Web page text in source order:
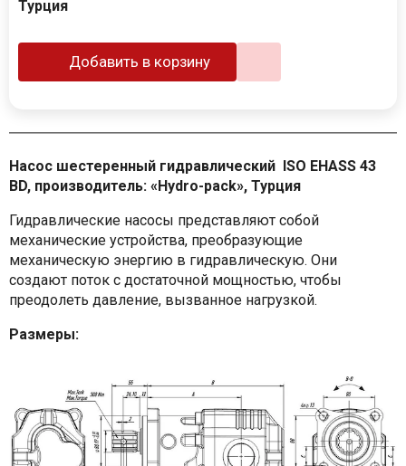
Турция
Добавить в корзину
Насос шестеренный гидравлический ISO EHASS 43
BD, производитель: «Hydro-pack», Турция
Гидравлические насосы представляют собой
механические устройства, преобразующие
механическую энергию в гидравлическую. Они
создают поток с достаточной мощностью, чтобы
преодолеть давление, вызванное нагрузкой.
Размеры: